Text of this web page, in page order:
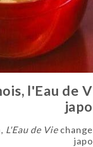
l'Eau
, L'Eau de Vie